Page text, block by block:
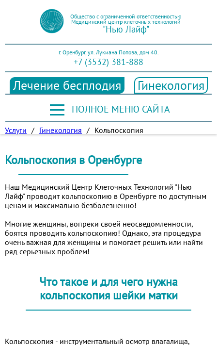
Общество с ограниченной ответственностью
Медицинский центр клеточных технологий
"Нью Лайф"
г. Оренбург, ул. Лукиана Попова, дом 40.
+7 (3532) 381-888
Лечение бесплодия Гинекология
ПОЛНОЕ МЕНЮ САЙТА
Услуги / Гинекология / Кольпоскопия
Кольпоскопия в Оренбурге
Наш Медицинский Центр Клеточных Технологий "Нью
Лайф" проводит кольпоскопию в Оренбурге по доступным
ценам и максимально безболезненно!
Многие женщины, вопреки своей неосведомленности,
боятся проводить кольпоскопию! Однако, эта процедура
очень важная для женщины и помогает решить или найти
ряд серьезных проблем!
Что такое и для чего нужна
кольпоскопия шейки матки
Кольпоскопия - инструментальный осмотр влагалища,